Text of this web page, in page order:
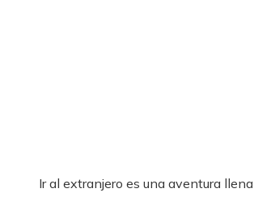
Ir al extranjero es una aventura llena